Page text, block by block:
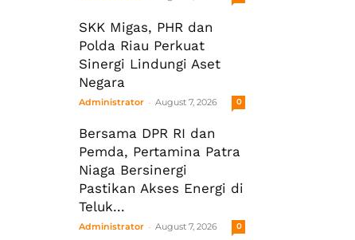
SKK Migas, PHR dan
Polda Riau Perkuat
Sinergi Lindungi Aset
Negara
Administrator - August 7, 2026 0
Bersama DPR RI dan
Pemda, Pertamina Patra
Niaga Bersinergi
Pastikan Akses Energi di
Teluk...
Administrator - August 7, 2026 0